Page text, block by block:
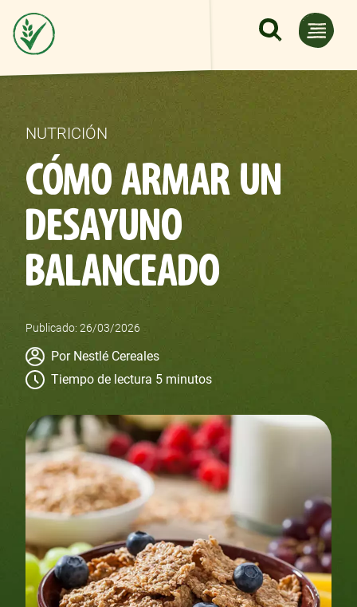
Pasar al contenido principal
NUTRICIÓN
CÓMO ARMAR UN
DESAYUNO
BALANCEADO
Publicado: 26/03/2026
Author
Por Nestlé Cereales
Tiempo de lectura 5 minutos